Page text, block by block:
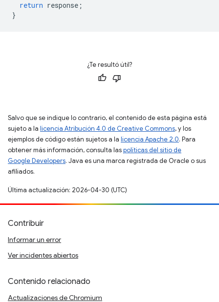
return response ;
}
¿Te resultó útil?
Salvo que se indique lo contrario, el contenido de esta página está
sujeto a la licencia Atribución 4.0 de Creative Commons, y los
ejemplos de código están sujetos a la licencia Apache 2.0. Para
obtener más información, consulta laspolíticas del sitio de
Google Developers. Java es una marca registrada de Oracle o sus
afiliados.
Última actualización: 2026-04-30 (UTC)
Contribuir
Informar un error
Ver incidentes abiertos
Contenido relacionado
Actualizaciones de Chromium